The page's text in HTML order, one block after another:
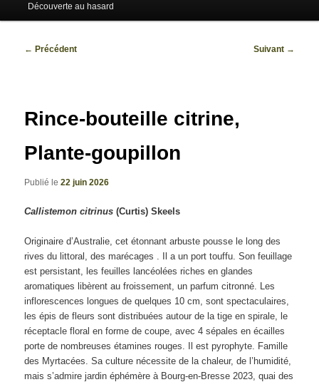
Découverte au hasard
Navigation
← Précédent Suivant →
Rince-bouteille citrine,
Plante-goupillon
Publié le22 juin 2026
Callistemon citrinus(Curtis) Skeels
Originaire d’Australie, cet étonnant arbuste pousse le long des
rives du littoral, des marécages . Il a un port touffu. Son feuillage
est persistant, les feuilles lancéolées riches en glandes
aromatiques libèrent au froissement, un parfum citronné. Les
inflorescences longues de quelques 10 cm, sont spectaculaires,
les épis de fleurs sont distribuées autour de la tige en spirale, le
réceptacle floral en forme de coupe, avec 4 sépales en écailles
porte de nombreuses étamines rouges. Il est pyrophyte. Famille
des Myrtacées. Sa culture nécessite de la chaleur, de l’humidité,
mais s’admire jardin éphémère à Bourg-en-Bresse 2023, quai des